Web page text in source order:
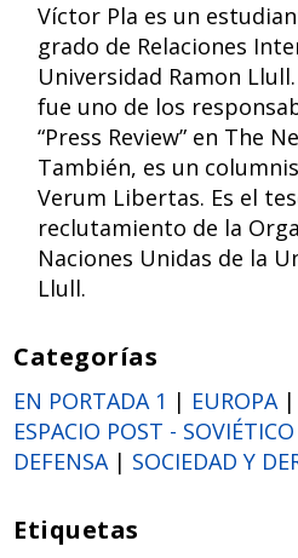
Víctor Pla es un
grado de Relaciones
Universidad Ramon
fue uno de los
“Press Review” en The
También, es un
Verum Libertas. Es el
reclutamiento de la
Naciones Unidas de la
Llull.
Categorías
EN PORTADA 1 | EUROPA|
ESPACIO POST - SOVIÉTICO
DEFENSA| SOCIEDAD Y
Etiquetas